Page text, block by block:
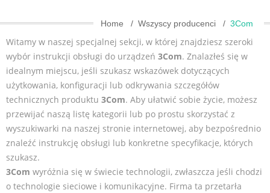
Home Wszyscy producenci 3Com
Witamy w naszej specjalnej sekcji, w której znajdziesz szeroki
wybór instrukcji obsługi do urządzeń 3Com. Znalazłeś się w
idealnym miejscu, jeśli szukasz wskazówek dotyczących
użytkowania, konfiguracji lub odkrywania szczegółów
technicznych produktu 3Com. Aby ułatwić sobie życie, możesz
przewijać naszą listę kategorii lub po prostu skorzystać z
wyszukiwarki na naszej stronie internetowej, aby bezpośrednio
znaleźć instrukcję obsługi lub konkretne specyfikacje, których
szukasz.
3Com wyróżnia się w świecie technologii, zwłaszcza jeśli chodzi
o technologie sieciowe i komunikacyjne. Firma ta przetarła